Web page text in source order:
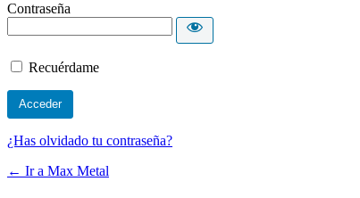
Contraseña
Recuérdame
¿Has olvidado tu contraseña?
← Ir a Max Metal